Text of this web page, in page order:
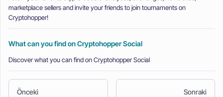
marketplace sellers and invite your friends to join tournaments on
Cryptohopper!
What can you find on Cryptohopper Social
Discover what you can find on Cryptohopper Social
Önceki Sonraki